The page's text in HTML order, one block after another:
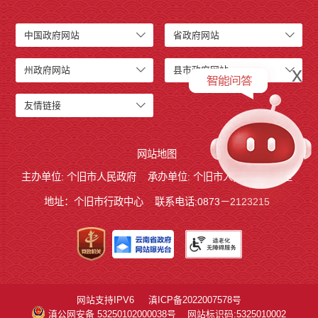
中国政府网站 省政府网站
州政府网站 县市政府网站
友情链接
网站地图
主办单位: 个旧市人民政府
承办单位: 个旧市人民政府办公室
地址：个旧市行政中心 联系电话:0873－2123215
x
网站支持IPV6
滇ICP备2022007578号
滇公网安备 53250102000038号
网站标识码:5325010002